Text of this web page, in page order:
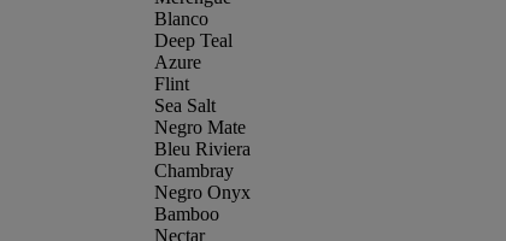
Blanco
Deep Teal
Azure
Flint
Sea Salt
Negro Mate
Bleu Riviera
Chambray
Negro Onyx
Bamboo
Nectar